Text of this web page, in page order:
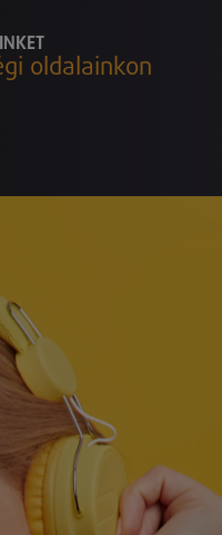
oldalainkon